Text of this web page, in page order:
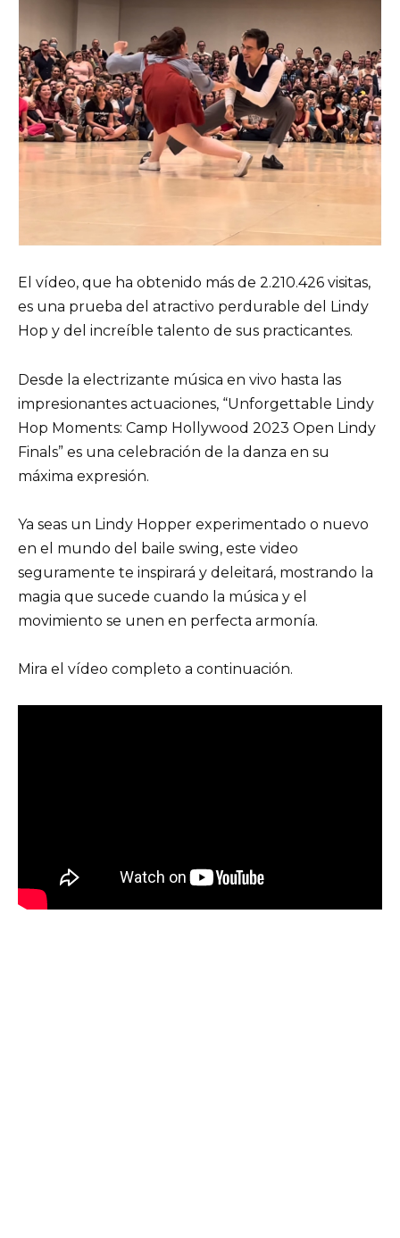
El vídeo, que ha obtenido más de 2.210.426 visitas,
es una prueba del atractivo perdurable del Lindy
Hop y del increíble talento de sus practicantes.
Desde la electrizante música en vivo hasta las
impresionantes actuaciones, “Unforgettable Lindy
Hop Moments: Camp Hollywood 2023 Open Lindy
Finals” es una celebración de la danza en su
máxima expresión.
Ya seas un Lindy Hopper experimentado o nuevo
en el mundo del baile swing, este video
seguramente te inspirará y deleitará, mostrando la
magia que sucede cuando la música y el
movimiento se unen en perfecta armonía.
Mira el vídeo completo a continuación.